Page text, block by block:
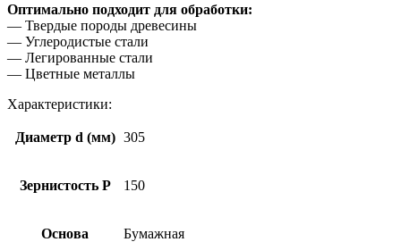
Оптимально подходит для обработки:
— Твердые породы древесины
— Углеродистые стали
— Легированные стали
— Цветные металлы
Характеристики:
Диаметр d (мм) 305
Зернистость Р 150
Основа Бумажная